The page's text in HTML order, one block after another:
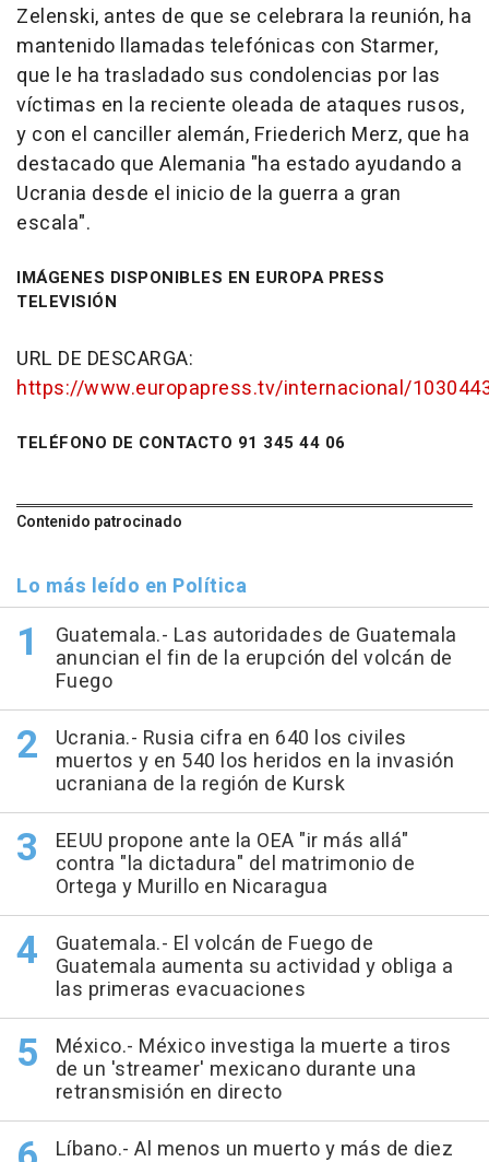
Zelenski, antes de que se celebrara la reunión, ha
mantenido llamadas telefónicas con Starmer,
que le ha trasladado sus condolencias por las
víctimas en la reciente oleada de ataques rusos,
y con el canciller alemán, Friederich Merz, que ha
destacado que Alemania "ha estado ayudando a
Ucrania desde el inicio de la guerra a gran
escala".
IMÁGENES DISPONIBLES EN EUROPA PRESS
TELEVISIÓN
URL DE DESCARGA:
https://www.europapress.tv/internacional/
TELÉFONO DE CONTACTO 91 345 44 06
Contenido patrocinado
Lo más leído en Política
Guatemala.- Las autoridades de Guatemala
anuncian el fin de la erupción del volcán de
Fuego
Ucrania.- Rusia cifra en 640 los civiles
muertos y en 540 los heridos en la invasión
ucraniana de la región de Kursk
EEUU propone ante la OEA "ir más allá"
contra "la dictadura" del matrimonio de
Ortega y Murillo en Nicaragua
Guatemala.- El volcán de Fuego de
Guatemala aumenta su actividad y obliga a
las primeras evacuaciones
México.- México investiga la muerte a tiros
de un 'streamer' mexicano durante una
retransmisión en directo
Líbano.- Al menos un muerto y más de diez